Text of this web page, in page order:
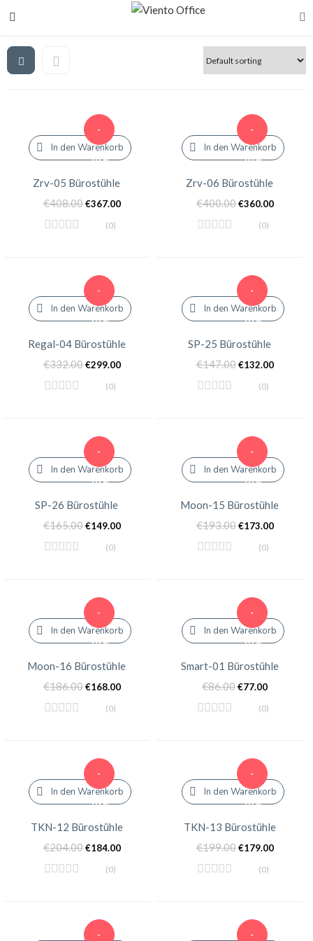
-
10%
In den Warenkorb
Zrv-05 Bürostühle
€408.00 €367.00
(0)
-
10%
In den Warenkorb
Zrv-06 Bürostühle
€400.00 €360.00
(0)
-
10%
In den Warenkorb
Regal-04 Bürostühle
€332.00 €299.00
(0)
-
10%
In den Warenkorb
SP-25 Bürostühle
€147.00 €132.00
(0)
-
10%
In den Warenkorb
SP-26 Bürostühle
€165.00 €149.00
(0)
-
10%
In den Warenkorb
Moon-15 Bürostühle
€193.00 €173.00
(0)
-
10%
In den Warenkorb
Moon-16 Bürostühle
€186.00 €168.00
(0)
-
10%
In den Warenkorb
Smart-01 Bürostühle
€86.00€77.00
(0)
-
10%
In den Warenkorb
TKN-12 Bürostühle
€204.00 €184.00
(0)
-
10%
In den Warenkorb
TKN-13 Bürostühle
€199.00 €179.00
(0)
- -